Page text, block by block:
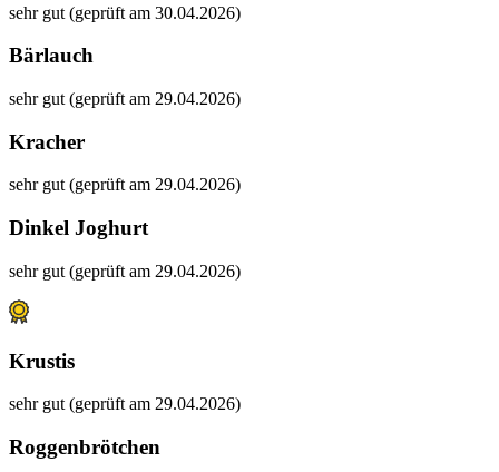
sehr gut (geprüft am 30.04.2026)
Bärlauch
sehr gut (geprüft am 29.04.2026)
Kracher
sehr gut (geprüft am 29.04.2026)
Dinkel Joghurt
sehr gut (geprüft am 29.04.2026)
Krustis
sehr gut (geprüft am 29.04.2026)
Roggenbrötchen